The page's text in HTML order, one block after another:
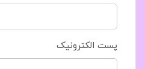
پست الکترونیک